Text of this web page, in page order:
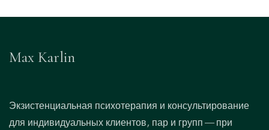
Max Karlin
Экзистенциальная психотерапия и консультирование
для индивидуальных клиентов, пар и групп — при